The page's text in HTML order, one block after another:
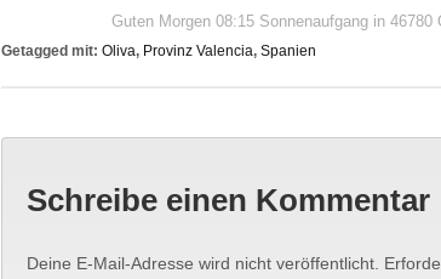
Guten Morgen 08:15 Sonnenaufgang in
Getagged mit: Oliva, Provinz Valencia, Spanien
Schreibe einen Kommentar
Deine E-Mail-Adresse wird nicht veröffentlicht.